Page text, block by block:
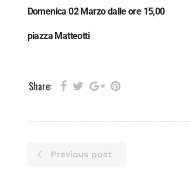
Domenica 02 Marzo dalle ore 15,00
piazza Matteotti
Share:
Previous post